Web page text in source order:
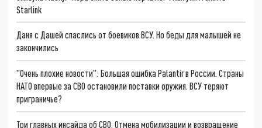
Starlink
Даня с Дашей спаслись от боевиков ВСУ. Но беды для малышей не
закончились
"Очень плохие новости": Большая ошибка Palantir в России. Страны
НАТО впервые за СВО остановили поставки оружия. ВСУ теряют
приграничье?
Три главных инсайда об СВО. Отмена мобилизации и возвращение